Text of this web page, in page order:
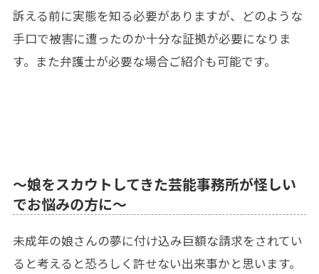
訴える前に実態を知る必要がありますが、どのような
手口で被害に遭ったのか十分な証拠が必要になりま
す。また弁護士が必要な場合ご紹介も可能です。
～娘をスカウトしてきた芸能事務所が怪しい
でお悩みの方に～
未成年の娘さんの夢に付け込み巨額な請求をされてい
ると考えると恐ろしく許せない出来事かと思います。